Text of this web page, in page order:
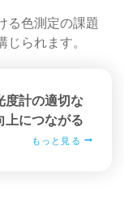
る色測定の課題
られます。
度計の適切な
上につながる
もっと見る